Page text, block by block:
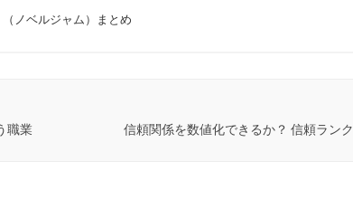
ノベルジャム）まとめ
職業 信頼関係を数値化できるか？ 信頼ランク